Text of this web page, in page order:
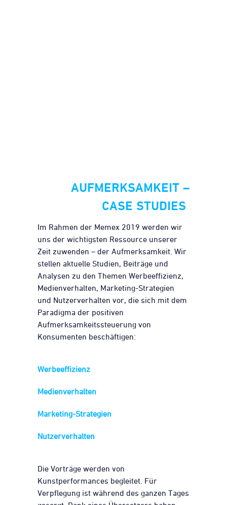
AUFMERKSAMKEIT –
CASE STUDIES
Im Rahmen der Memex 2019 werden wir
uns der wichtigsten Ressource unserer
Zeit zuwenden – der Aufmerksamkeit. Wir
stellen aktuelle Studien, Beiträge und
Analysen zu den Themen Werbeeffizienz,
Medienverhalten, Marketing-Strategien
und Nutzerverhalten vor, die sich mit dem
Paradigma der positiven
Aufmerksamkeitssteuerung von
Konsumenten beschäftigen:
Werbeeffizienz
Medienverhalten
Marketing-Strategien
Nutzerverhalten
Die Vorträge werden von
Kunstperformances begleitet. Für
Verpflegung ist während des ganzen Tages